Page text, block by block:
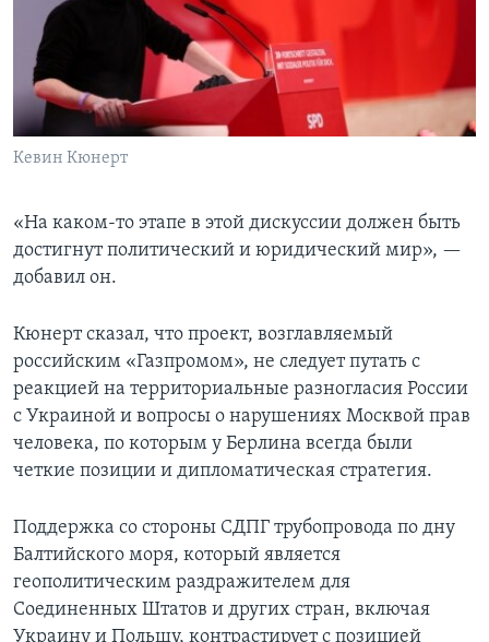
Кевин Кюнерт
«На каком-то этапе в этой дискуссии должен быть
достигнут политический и юридический мир», —
добавил он.
Кюнерт сказал, что проект, возглавляемый
российским «Газпромом», не следует путать с
реакцией на территориальные разногласия России
с Украиной и вопросы о нарушениях Москвой прав
человека, по которым у Берлина всегда были
четкие позиции и дипломатическая стратегия.
Поддержка со стороны СДПГ трубопровода по дну
Балтийского моря, который является
геополитическим раздражителем для
Соединенных Штатов и других стран, включая
Украину и Польшу, контрастирует с позицией